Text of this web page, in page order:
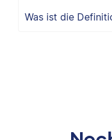
Was ist die